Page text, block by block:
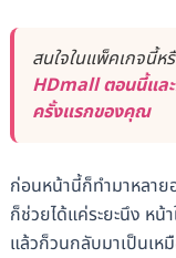
สนใจในแพ็คเกจนี้
HDmall ตอนนี้แล
ครั้งแรกของคุณ
ก่อนหน้านี้ก็ทำมาหลาย
ก็ช่วยได้แค่ระยะนึง หน้
แล้วก็วนกลับมาเป็นเห